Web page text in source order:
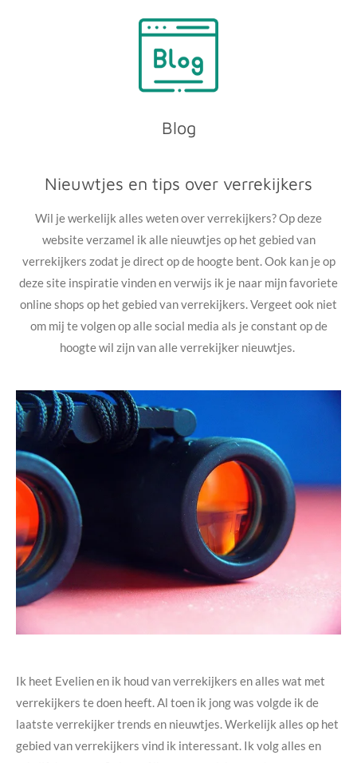
Blog
Nieuwtjes en tips over verrekijkers
Wil je werkelijk alles weten over verrekijkers? Op deze
website verzamel ik alle nieuwtjes op het gebied van
verrekijkers zodat je direct op de hoogte bent. Ook kan je op
deze site inspiratie vinden en verwijs ik je naar mijn favoriete
online shops op het gebied van verrekijkers. Vergeet ook niet
om mij te volgen op alle social media als je constant op de
hoogte wil zijn van alle verrekijker nieuwtjes.
Ik heet Evelien en ik houd van verrekijkers en alles wat met
verrekijkers te doen heeft. Al toen ik jong was volgde ik de
laatste verrekijker trends en nieuwtjes. Werkelijk alles op het
gebied van verrekijkers vind ik interessant. Ik volg alles en